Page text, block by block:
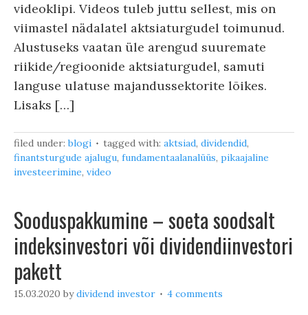
videoklipi. Videos tuleb juttu sellest, mis on
viimastel nädalatel aktsiaturgudel toimunud.
Alustuseks vaatan üle arengud suuremate
riikide/regioonide aktsiaturgudel, samuti
languse ulatuse majandussektorite lõikes.
Lisaks […]
filed under:blogi tagged with: aktsiad, dividendid,
finantsturgude ajalugu, fundamentaalanalüüs, pikaajaline
investeerimine, video
Sooduspakkumine – soeta soodsalt
indeksinvestori või dividendiinvestori
pakett
15.03.2020 bydividend investor 4 comments